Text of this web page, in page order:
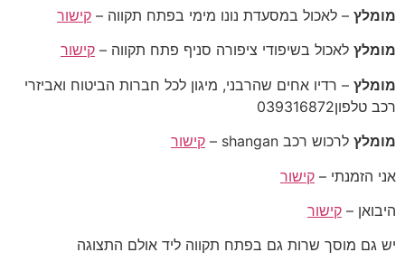
מומלץ – לאכול במסעדת נונו מימי בפתח תקווה – קישור
מומלץ לאכול בשיפודי ציפורה סניף פתח תקווה – קישור
מומלץ – רדיו אחים שהרבני, מיגון לכל חברות הביטוח ואביזרי
רכב טלפון039316872
מומלץ לרכוש רכב shangan –
קישור
אני הזמנתי – קישור
היבואן – קישור
יש גם מוסך שרות גם בפתח תקווה ליד אולם התצוגה